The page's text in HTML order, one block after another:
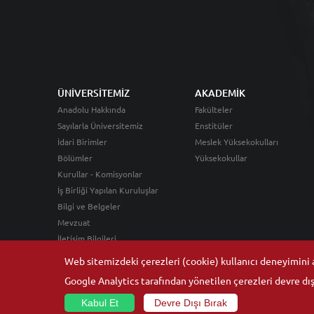
Web sitemizdeki çerezleri (cookie) kullanıcı
Google Analytics tarafından yönetilen çerezleri devre
Kabul Et Devre Dışı Bırak
ÜNİVERSİTEMİZ
Anadolu Hakkında
Sayılarla Üniversitemiz
İdari Birimler
Bölümler
Kurullar - Komisyonlar
İş Birliği Yapılan Kuruluşlar
Bilgi ve Belgeler
Mevzuat
İletişim Bilgileri
AKADEMİK
Fakülteler
Enstitüler
Meslek Yüksekokulları
Yüksekokullar